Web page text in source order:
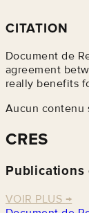
CITATION
Document de
agreement
really benefits
Aucun contenu
CRES
Publications
VOIR PLUS →